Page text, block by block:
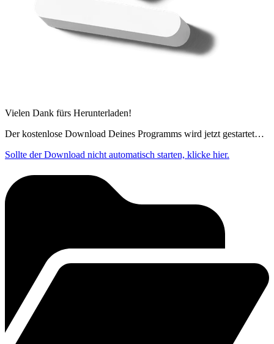
Vielen Dank fürs Herunterladen!
Der kostenlose Download Deines Programms wird jetzt gestartet…
Sollte der Download nicht automatisch starten, klicke hier.